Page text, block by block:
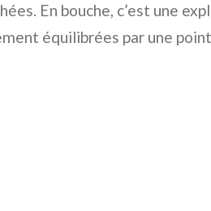
En bouche, c’est une
équilibrées par une